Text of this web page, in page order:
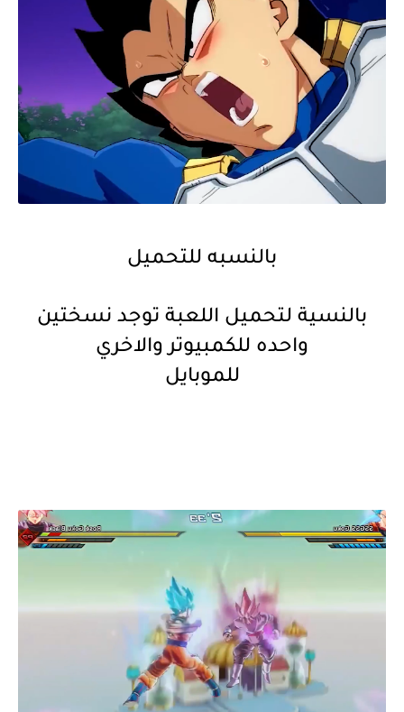
بالنسبه للتحميل
بالنسية لتحميل اللعبة توجد نسختين
واحده للكمبيوتر والاخري
للموبايل